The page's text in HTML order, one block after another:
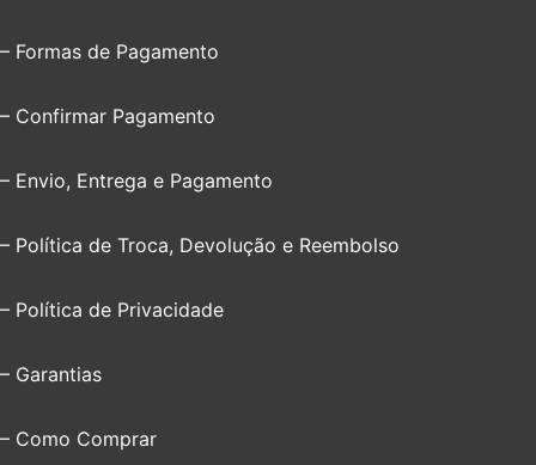
– Formas de Pagamento
– Confirmar Pagamento
– Envio, Entrega e Pagamento
– Política de Troca, Devolução e Reembolso
– Política de Privacidade
– Garantias
– Como Comprar